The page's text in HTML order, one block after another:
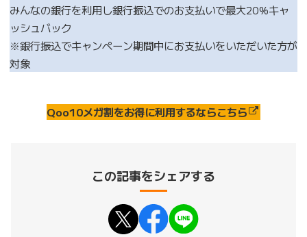
みんなの銀行を利用し銀行振込でのお支払いで最大20%キャ
ッシュバック
※銀行振込でキャンペーン期間中にお支払いをいただいた方が
対象
Qoo10メガ割をお得に利用するならこちら
この記事をシェアする